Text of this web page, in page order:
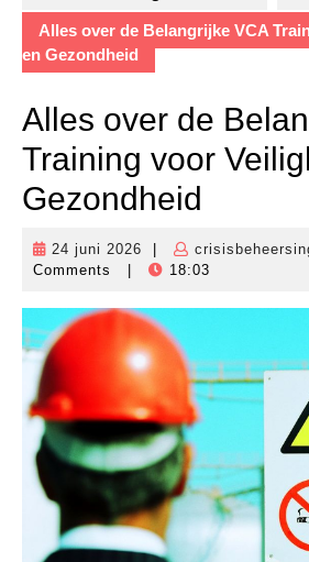
Alles over de Belangrijke VCA
en Gezondheid
Alles over de
Training voor
Gezondheid
24 juni 2026
24
juni
Comments
18:03